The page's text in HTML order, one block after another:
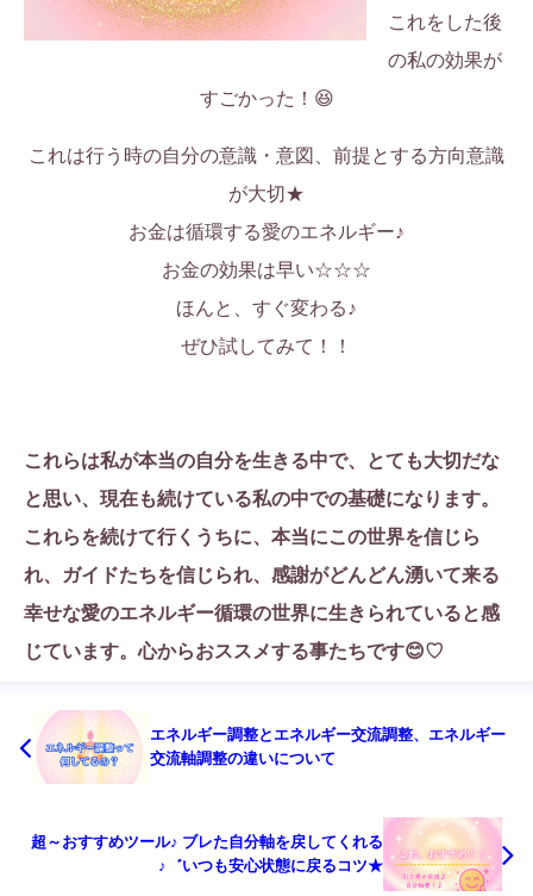
これをした後
の私の効果が
すごかった！😆
これは行う時の自分の意識・意図、前提とする方向意識
が大切★
お金は循環する愛のエネルギー♪
お金の効果は早い☆☆☆
ほんと、すぐ変わる♪
ぜひ試してみて！！
これらは私が本当の自分を生きる中で、とても大切だな
と思い、現在も続けている私の中での基礎になります。
これらを続けて行くうちに、本当にこの世界を信じら
れ、ガイドたちを信じられ、感謝がどんどん湧いて来る
幸せな愛のエネルギー循環の世界に生きられていると感
じています。心からおススメする事たちです😊♡
エネルギー調整とエネルギー交流調整、エネルギー
交流軸調整の違いについて
超～おすすめツール♪ ブレた自分軸を戻してくれる
♪゛いつも安心状態に戻るコツ★